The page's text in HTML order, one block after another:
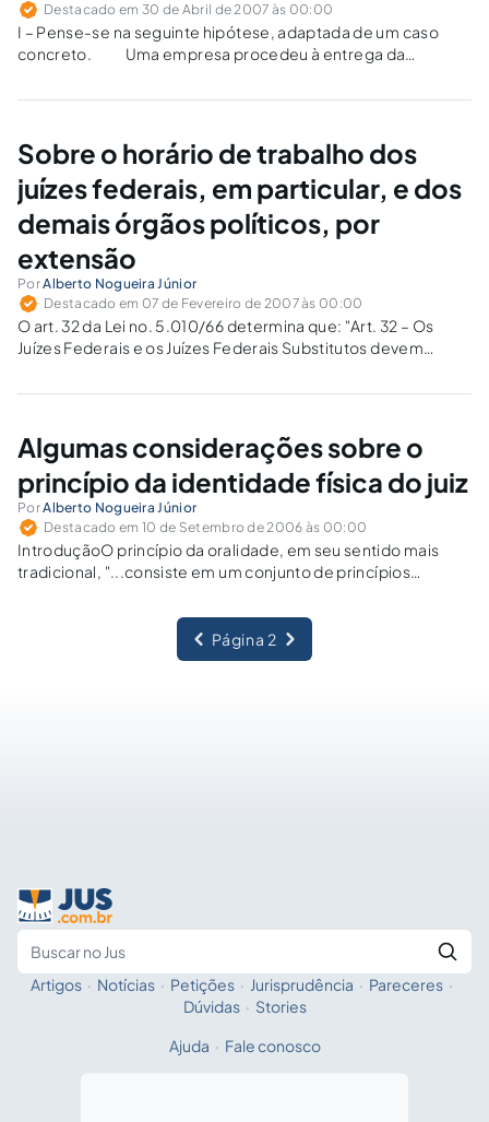
Destacado em 30 de Abril de 2007 às 00:00
I – Pense-se na seguinte hipótese, adaptada de um caso
concreto. Uma empresa procedeu à entrega da
referente aos impostos e contribuições apurados no mês de
Sobre o horário de trabalho dos
juízes federais, em particular, e dos
demais órgãos políticos, por
extensão
PorAlberto Nogueira Júnior
Destacado em 07 de Fevereiro de 2007 às 00:00
O art. 32 da Lei no. 5.010/66 determina que: "Art. 32 – Os
Juízes Federais e os Juízes Federais Substitutos devem
permanecer durante o expediente, salvo quando em
Algumas considerações sobre o
princípio da identidade física do juiz
PorAlberto Nogueira Júnior
Destacado em 10 de Setembro de 2006 às 00:00
IntroduçãoO princípio da oralidade, em seu sentido mais
tradicional, "...consiste em um conjunto de princípios
são: o da "prevalência da palavra falada sobre a escrita"; da
"imediação entre o juiz e as pessoas...
Página 2
Fale com a IA
Artigos · Notícias · Petições · Jurisprudência · Pareceres ·
Dúvidas · Stories
Ajuda · Fale conosco